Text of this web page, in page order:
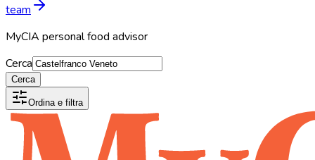
team
MyCIA personal food advisor
Cerca
Cerca
Ordina e filtra